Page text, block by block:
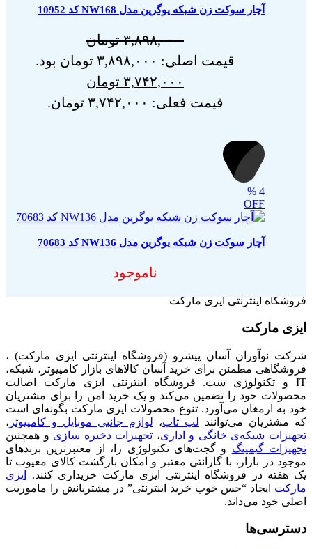
آچار سوکت زن شبکه یوگرین مدل NW168 کد 10952
۳,۸۹۸,۰۰۰ تومان
قیمت اصلی: ۳,۸۹۸,۰۰۰ تومان بود.
۳,۷۴۲,۰۰۰ تومان
قیمت فعلی: ۳,۷۴۲,۰۰۰ تومان.
4
%
OFF
آچار سوکت زن شبکه یوگرین مدل NW136 کد 70683
ناموجود
فروشگاه اینترنتی ایزی مارکت
ایزی مارکت
شرکت نوآوران آسان پیشرو (فروشگاه اینترنتی ایزی مارکت) ،
فروشگاهی مطمئن برای خرید آسان کالاهای بازار کامپیوتر، شبکه،
IT و تکنولوژی ست. فروشگاه اینترنتی ایزی مارکت اصالت
محصولات خود را تضمین می‌کند و یک خرید امن را برای مشتریان
خود به ارمغان می‌آورد. تنوع محصولات ایزی مارکت بگونه‌ای است
که مشتریان می‌توانند لپ تاپ، لوازم جانبی موبایل و کامپیوتر ،
تجهیزات شبکه‌ی خانگی و اداری، تجهیزات ذخیره سازی و همچنین
تجهیزات گیمینگ و گجت‌های تکنولوژی را، از معتبرترین برندهای
موجود در بازار، با گارانتی معتبر و امکان بازگشت کالای معیوب تا
یک هفته در فروشگاه اینترنتی ایزی مارکت خریداری کنند.
ایزی
مارکت ایجاد “حس خوب خرید اینترنتی” در مشتریانش را ماموریت
اصلی خود می‌داند.
دسترسی‌ها